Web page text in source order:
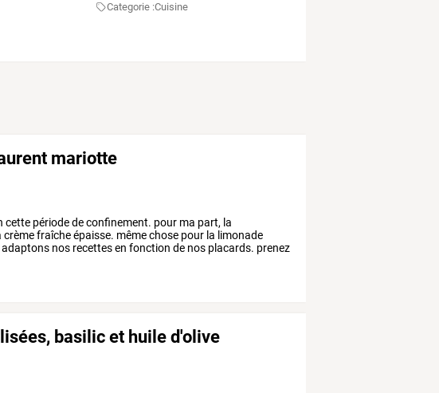
Categorie :Cuisine
mariotte
cette périodedeconfinement. pour ma part, la
crèmefraîcheépaisse. mêmechose pour la limonade
adaptons nos recettesen fonction de nos placards. prenez
basilic et huile d'olive